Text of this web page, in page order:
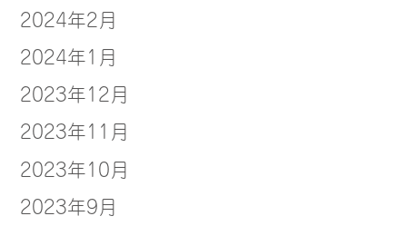
2024年2月
2024年1月
2023年12月
2023年11月
2023年10月
2023年9月